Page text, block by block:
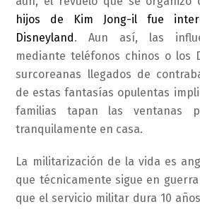
hijos de Kim Jong-il fue
Disneyland. Aun así, las
mediante teléfonos chinos o los
surcoreanas llegados de
de estas fantasías opulentas
familias tapan las ventanas
tranquilamente en casa.
La militarización de la vida es
que técnicamente sigue en
que el servicio militar dura 10